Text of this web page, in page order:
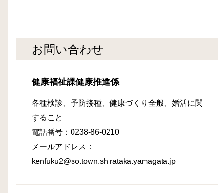
お問い合わせ
健康福祉課健康推進係
各種検診、予防接種、健康づくり全般 、婚活に関
すること
電話番号：0238-86-0210
メールアドレス：
kenfuku2@so.town.shirataka.yamagata.jp